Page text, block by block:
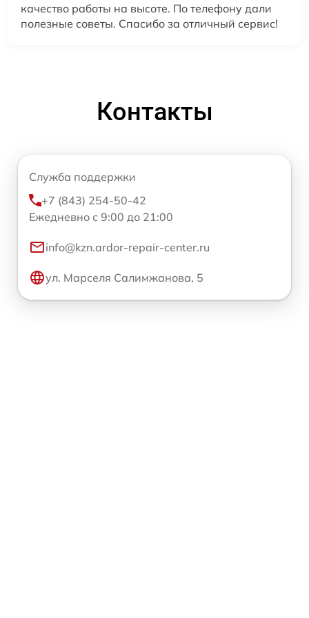
качество работы на высоте. По телефону дали
полезные советы. Спасибо за отличный сервис!
Контакты
Служба поддержки
+7 (843) 254-50-42
Ежедневно с 9:00 до 21:00
info@kzn.ardor-repair-center.ru
ул. Марселя Салимжанова, 5